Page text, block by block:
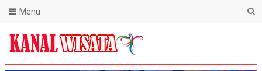
Blog Kanal Wisata
Menu